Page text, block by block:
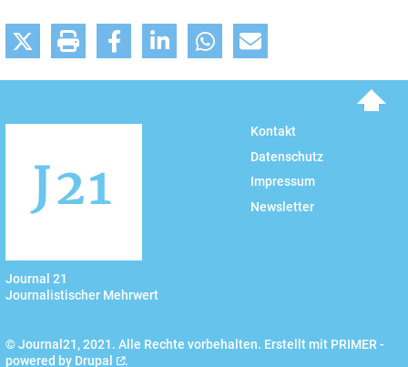
Journal 21
Journalistischer Mehrwert
Kontakt
Datenschutz
Impressum
Newsletter
© Journal21, 2021. Alle Rechte vorbehalten. Erstellt mit PRIMER -
powered by Drupal .